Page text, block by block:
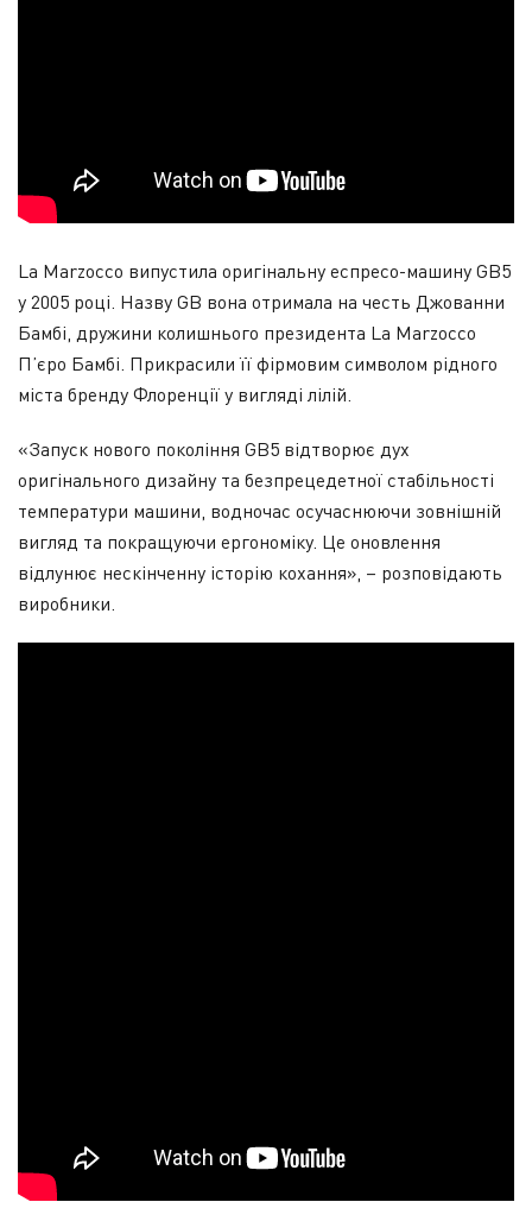
La Marzocco випустила оригінальну еспресо-машину GB5
у 2005 році. Назву GB вона отримала на честь Джованни
Бамбі, дружини колишнього президента La Marzocco
П’єро Бамбі. Прикрасили її фірмовим символом рідного
міста бренду Флоренції у вигляді лілій.
«Запуск нового покоління GB5 відтворює дух
оригінального дизайну та безпрецедетної стабільності
температури машини, водночас осучаснюючи зовнішній
вигляд та покращуючи ергономіку. Це оновлення
відлунює нескінченну історію кохання», – розповідають
виробники.